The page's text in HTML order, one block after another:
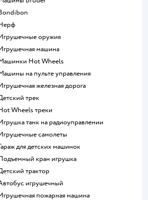
Bondibon
Нерф
Игрушечные оружия
Игрушечная машина
Машинки Hot Wheels
Машины на пульте управления
Игрушечная железная дорога
Детский трек
Hot Wheels треки
Игрушка танк на радиоуправлении
Игрушечные самолеты
Гараж для детских машинок
Подъемный кран игрушка
Детский трактор
Автобус игрушечный
Игрушечная пожарная машина